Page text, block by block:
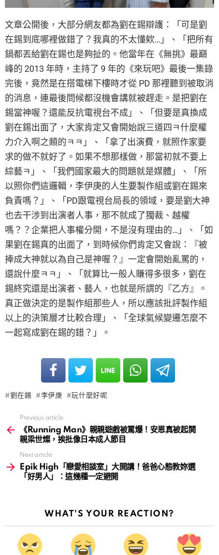
文章公開後，大部分網友都為劉在錫辯護：「可是劉
在錫到底哪裡做錯了？我真的不太懂欸…」、「把所有
鍋都丟給劉在錫也是夠扯的。他當年在《無挑》最巔
峰的 2013 年時，主持了 9 年的《來玩吧》最後一集錄
完後，竟然是在搭電梯下樓時才從 PD 那裡聽到被取消
的消息，連最後問候都沒機會講就被趕走。是把劉在
錫當神喔？還能反抗電視台不成」、「但要是真換成
劉在錫出面了，大家肯定又會開始說三道四ㅋ什麼權
力介入啊之類的ㅋㅋ」、「拿了出演費，就照作家要
求的做不就好了。如果不想那樣做，那當初就不要上
綜藝ㅋ」、「我們國家最大的問題就是媒體」、「所
以照你們這邏輯，李伊庚的人生要製作組或劉在錫來
負責嗎？」、「PD跟電視台局長的領域，要是劉大神
也去干涉到出演者人事，那不就成了獨裁、越權
嗎？？企業把人事權分開，不是沒有理由的…」、「如
果劉在錫真的出面了，到時候你們肯定又會說：『被
捧成大神就以為自己是神喔？』一定會開始亂罵的，
還說什麼ㅋㅋ」、「就算比一般人賺得多很多，劉在
錫終究還是出演者、藝人，也就是所謂的『乙方』。
真正做決定的是製作組那些人，所以應該批評製作組
以上的決策層才比較合理」、「全球氣候變遷怎麼不
一起寫成劉在錫的錯？」。
劉在錫 李伊庚 玩什麼好呢
more
Previous article
《Running Man》親親遊戲被罵爆！安恩真被起鬨
親梁世燦，挨批像日本成人節目
Next article
Epik High「戀愛相談室」大開講！爸爸心態教妳選
「好男人」：這幾種一定避開
WHAT'S YOUR REACTION?